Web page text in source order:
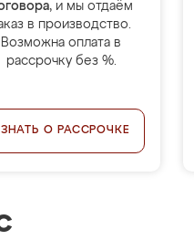
, и мы отдаём
в производство.
Возможна оплата в
рассрочку без %.
О РАССРОЧКЕ